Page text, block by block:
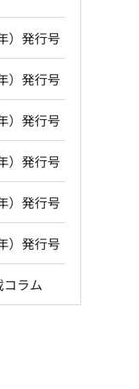
）発行号
）発行号
）発行号
）発行号
）発行号
）発行号
ラム